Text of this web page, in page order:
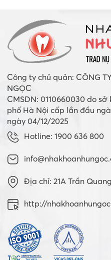
Công ty chủ quản: CÔNG
NGỌC
CMSDN: 0110660030 do
phố Hà Nội cấp lần đầu
ngày 04/12/2025
Hotline: 1900 636 800
Địa chỉ: 21A Trần
http://